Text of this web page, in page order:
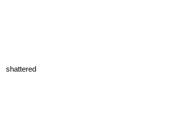
shattered